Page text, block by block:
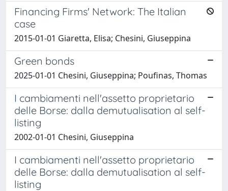
Financing Firms' Network: The Italian
case
2015-01-01 Giaretta, Elisa; Chesini, Giuseppina
Green bonds
2025-01-01 Chesini, Giuseppina; Poufinas, Thomas
I cambiamenti nell'assetto proprietario
delle Borse: dalla demutualisation al self-
listing
2002-01-01 Chesini, Giuseppina
I cambiamenti nell'assetto proprietario
delle Borse: dalla demutualisation al self-
listing